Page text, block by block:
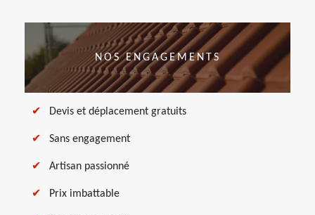
NOS ENGAGEMENTS
Devis et déplacement gratuits
Sans engagement
Artisan passionné
Prix imbattable